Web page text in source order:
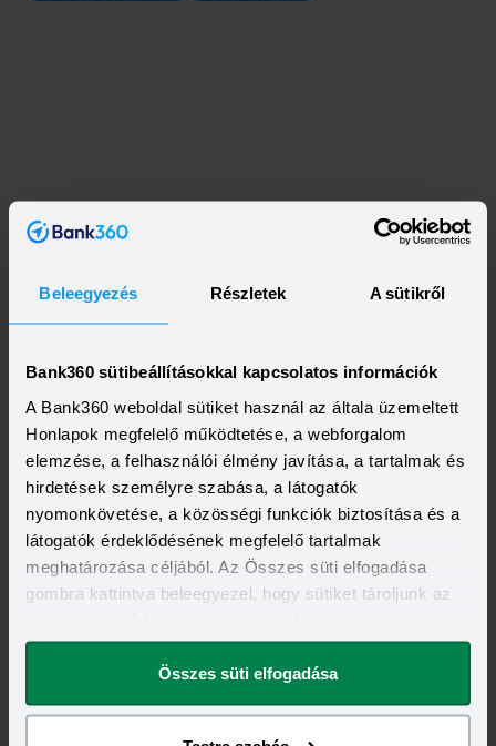
Beleegyezés Részletek A sütikről
Bank360 sütibeállításokkal kapcsolatos információk
A Bank360 weboldal sütiket használ az általa üzemeltett
Honlapok megfelelő működtetése, a webforgalom
elemzése, a felhasználói élmény javítása, a tartalmak és
hirdetések személyre szabása, a látogatók
nyomonkövetése, a közösségi funkciók biztosítása és a
látogatók érdeklődésének megfelelő tartalmak
meghatározása céljából. Az Összes süti elfogadása
gombra kattintva beleegyezel, hogy sütiket tároljunk az
megváltoztathatod.
Összes süti elfogadása
Kapcsolódó cikkek
Hozza lendületbe a vállalkozását! - Széchenyi
Kártya Program MAX+
A Széchenyi Kártya Program MAX+ egy kedvező, állami
támogatású hitelprogram, amelyet számos célra igénybe
vehetnek a vállalkozások. A program keretében a cégek
kedvezményes, fix kamatozású hitelhez juthatnak, ami